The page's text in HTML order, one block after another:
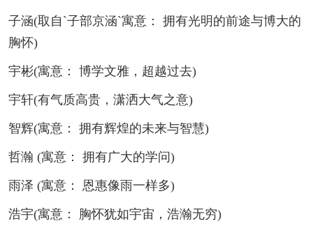
子涵(取自`子部京涵`寓意： 拥有光明的前途与博大的
胸怀)
宇彬(寓意： 博学文雅，超越过去)
宇轩(有气质高贵，潇洒大气之意)
智辉(寓意： 拥有辉煌的未来与智慧)
哲瀚 (寓意： 拥有广大的学问)
雨泽 (寓意： 恩惠像雨一样多)
浩宇(寓意： 胸怀犹如宇宙，浩瀚无穷)